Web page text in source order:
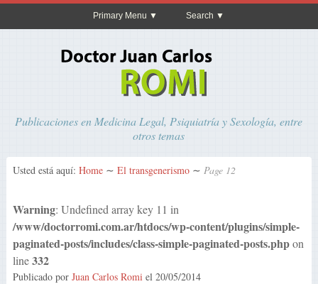
Primary Menu Search
Publicaciones en Medicina Legal, Psiquiatría y Sexología, entre
otros temas
Usted está aquí: Home ∼ El transgenerismo ∼ Page 12
Warning: Undefined array key 11 in
/www/doctorromi.com.ar/htdocs/wp-content/plugins/simple-
paginated-posts/includes/class-simple-paginated-posts.phpon
line332
Publicado por Juan Carlos Romiel 20/05/2014